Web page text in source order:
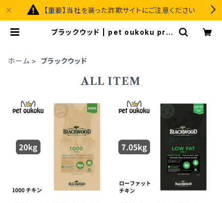
【重要】当社を装った詐欺サイトにご注意ください
ブラックウッド | pet oukoku pre
ホーム ブラックウッド
ALL ITEM